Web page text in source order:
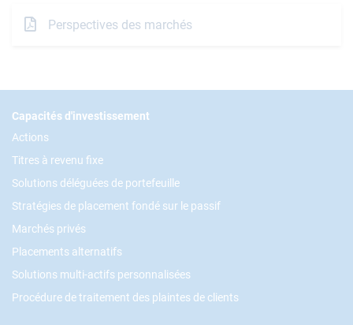
Perspectives des marchés
Footer
Capacités d'investissement
Actions
Titres à revenu fixe
Solutions déléguées de portefeuille
Stratégies de placement fondé sur le passif
Marchés privés
Placements alternatifs
Solutions multi-actifs personnalisées
Procédure de traitement des plaintes de clients